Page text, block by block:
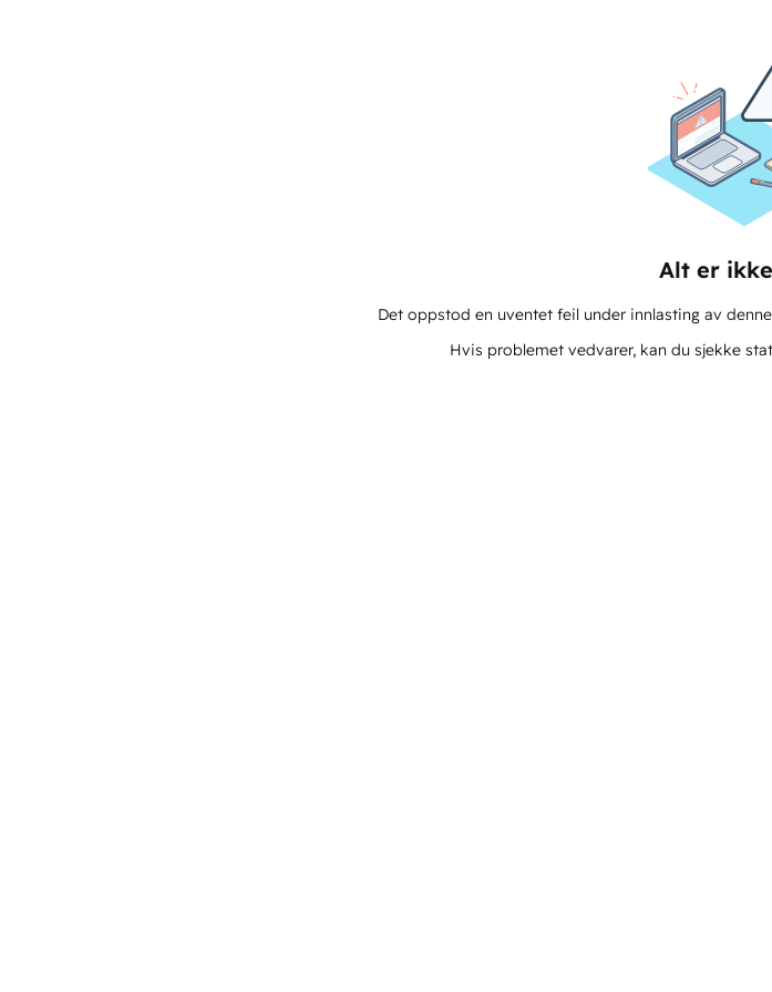
Alt er
Det oppstod en uventet feil under innlasting av
Hvis problemet vedvarer, kan du sjekke